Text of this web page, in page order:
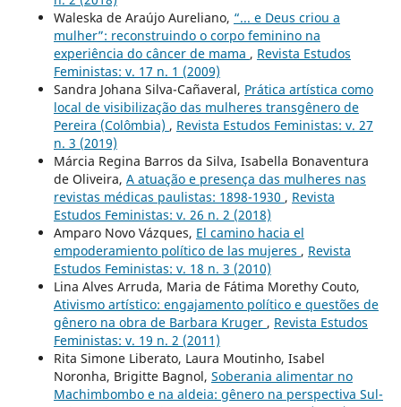
Waleska de Araújo Aureliano, “... e Deus criou a
mulher”: reconstruindo o corpo feminino na
experiência do câncer de mama , Revista Estudos
Feministas: v. 17 n. 1 (2009)
Sandra Johana Silva-Cañaveral, Prática artística como
local de visibilização das mulheres transgênero de
Pereira (Colômbia) , Revista Estudos Feministas: v. 27
n. 3 (2019)
Márcia Regina Barros da Silva, Isabella Bonaventura
de Oliveira, A atuação e presença das mulheres nas
revistas médicas paulistas: 1898-1930 , Revista
Estudos Feministas: v. 26 n. 2 (2018)
Amparo Novo Vázques, El camino hacia el
empoderamiento político de las mujeres , Revista
Estudos Feministas: v. 18 n. 3 (2010)
Lina Alves Arruda, Maria de Fátima Morethy Couto,
Ativismo artístico: engajamento político e questões de
gênero na obra de Barbara Kruger , Revista Estudos
Feministas: v. 19 n. 2 (2011)
Rita Simone Liberato, Laura Moutinho, Isabel
Noronha, Brigitte Bagnol, Soberania alimentar no
Machimbombo e na aldeia: gênero na perspectiva Sul-